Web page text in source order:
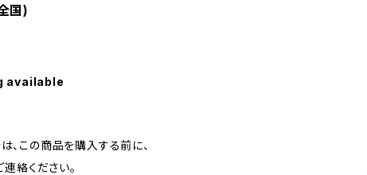
国)
available
この商品を購入する前に、
連絡ください。